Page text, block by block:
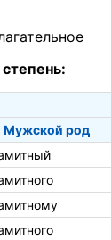
Мужской род